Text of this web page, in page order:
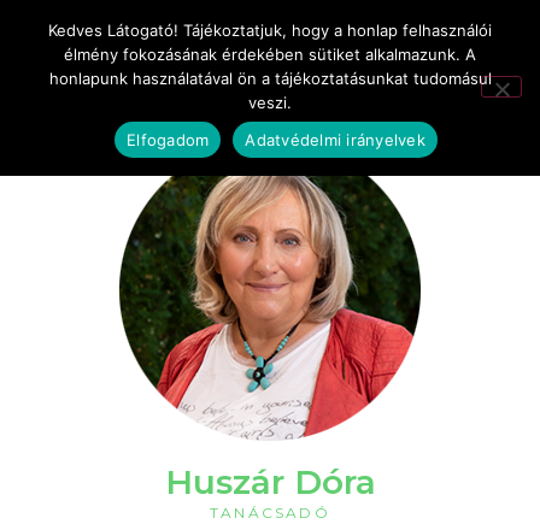
Huszár Dóra
TANÁCSADÓ
Kedves Látogató! Tájékoztatjuk, hogy a honlap felhasználói
élmény fokozásának érdekében sütiket alkalmazunk. A
honlapunk használatával ön a tájékoztatásunkat tudomásul
veszi.
Elfogadom
Adatvédelmi irányelvek